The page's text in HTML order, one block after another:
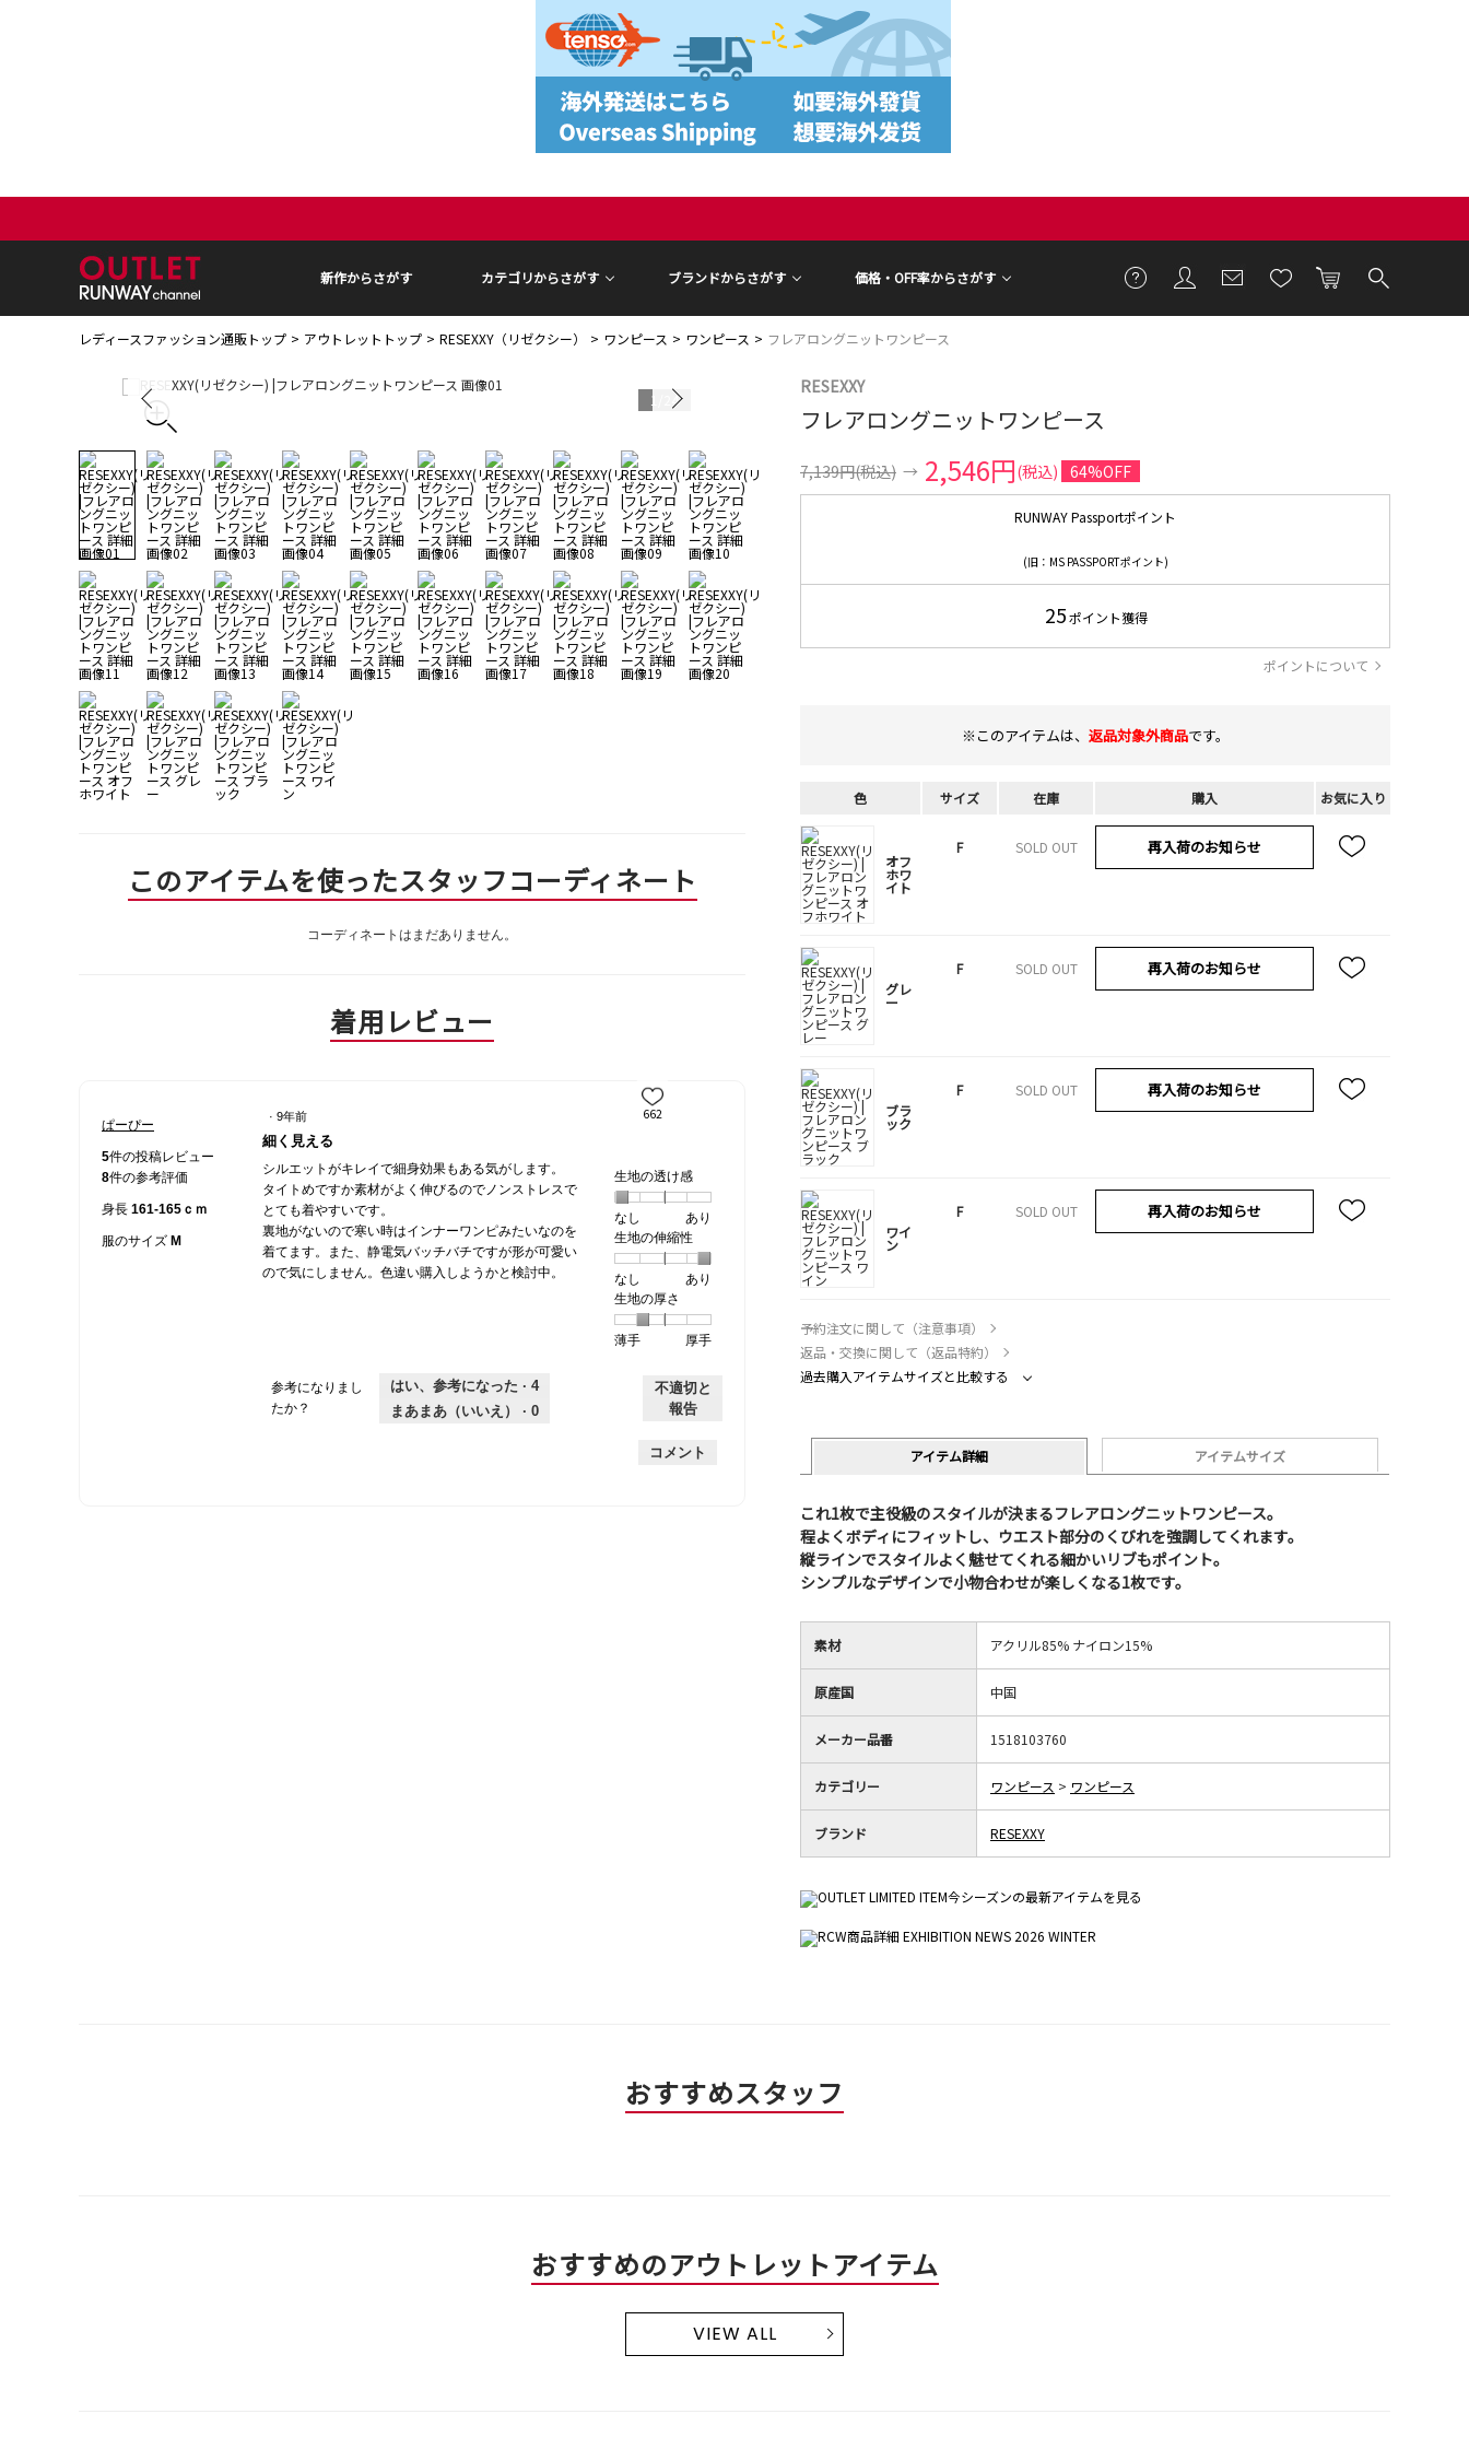
新作からさがす カテゴリからさがす ブランドからさがす 価格・OFF率からさがす
レディースファッション通販トップ アウトレットトップ RESEXXY（リゼクシー） ワンピース ワンピース フレアロングニットワンピース
662
1 24
このアイテムを使ったスタッフコーディネート
コーディネートはまだありません。
着用レビュー
ぱーぴー
5件の投稿レビュー
8件の参考評価
身長 161-165ｃｍ
服のサイズ M
4
／
5
個
で
す。
· 9年前
細く見える
シルエットがキレイで細身効果もある気がします。
タイトめですか素材がよく伸びるのでノンストレスで
とても着やすいです。
裏地がないので寒い時はインナーワンピみたいなのを
着てます。また、静電気バッチバチですが形が可愛い
ので気にしません。色違い購入しようかと検討中。
生地の透け感
なし
1
個
な
し
あり
の
評
は
あ
地
の
け
感,
的
な
価
生地の伸縮性
なし
1
個
し
あり
の
評
あ
り
地
の
性,
平
的
生地の厚さ
薄手
個
は
手
厚手
評
価
厚
の
厚
平
参考になりまし
たか？
はい、参考になった · 4
まあまあ（いいえ） · 0
不適切と
報告
コメント
RESEXXY
フレアロングニットワンピース
7,139円(税込) → 2,546円(税込) 64%OFF
RUNWAY Passportポイント
(旧：MS PASSPORTポイント)
25ポイント獲得
ポイントについて
※このアイテムは、 返品対象外商品です。
色 サイズ 在庫 購入 お気に入り
オフ
ホワ
イト
F SOLD OUT 再入荷のお知らせ
グレ
ー
F SOLD OUT 再入荷のお知らせ
ブラ
ック
F SOLD OUT 再入荷のお知らせ
ワイ
ン
F SOLD OUT 再入荷のお知らせ
予約注文に関して（注意事項）
返品・交換に関して（返品特約）
過去購入アイテムサイズと比較する
アイテム詳細 アイテムサイズ
これ1枚で主役級のスタイルが決まるフレアロングニットワンピース。
程よくボディにフィットし、ウエスト部分のくびれを強調してくれます。
縦ラインでスタイルよく魅せてくれる細かいリブもポイント。
シンプルなデザインで小物合わせが楽しくなる1枚です。
素材 アクリル85% ナイロン15%
原産国 中国
メーカー品番 1518103760
カテゴリー ワンピース > ワンピース
ブランド RESEXXY
おすすめスタッフ
おすすめのアウトレットアイテム
VIEW ALL